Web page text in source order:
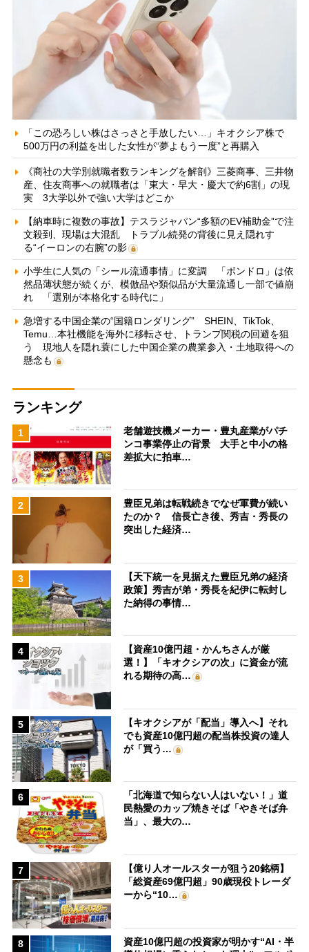
「この恐ろしい株はさっさと手放したい…」キオクシア株で
500万円の利益を出した女性が“夢よもう一度”と再購入
《商社の大学別就職者数ランキングを解剖》三菱商事、三井物
産、住友商事への就職者は「東大・早大・慶大で約6割」の現
実 3大学以外で強い大学はどこか
【納車時に複数の事故】テスラジャパン“多額のEV補助金”で注
文殺到、現場は大混乱 トラブル続発の背後に見え隠れす
る“イーロンの右腕”の影
小学生に人気の「シール流通事情」に変調 「ボンドロ」は依
然品薄状態が続くが、模倣品や類似品が大量流通し一部で値崩
れ 「選別が本格化する時代に」
急増する中国企業の“国籍ロンダリング” SHEIN、TikTok、
Temu…本社機能を海外に移転させ、トランプ関税の回避を狙
う 現地人を隠れ蓑にした中国企業の農業参入・土地取得への
懸念も
ランキング
1
老舗遊技機メーカー・豊丸産業がパチ
ンコ事業停止の背景 大手と中小の格
差拡大に拍車…
2
豊臣兄弟は転戦続きでなぜ軍費が続い
たのか？ 信長亡き後、秀吉・秀長の
突出した経済…
3
【天下統一を見据えた豊臣兄弟の経済
政策】秀吉が弟・秀長を紀伊に転封し
た納得の事情…
4
【資産10億円超・かんちさんが厳
選！】「キオクシアの次」に資金が流
れる期待の高…
5
【キオクシアが「配当」導入へ】それ
でも資産10億円超の配当株投資の達人
が「買う…
6
「北海道で知らない人はいない！」道
民熱愛のカップ焼きそば「やきそば弁
当」、最大の…
7
【億り人オールスターが狙う20銘柄】
「総資産69億円超」90歳現役トレーダ
ーから“10…
8
資産10億円超の投資家が明かす“AI・半